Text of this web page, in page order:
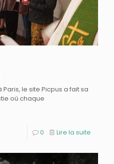
le site Picpus a fait sa
où chaque
0 Lire la suite